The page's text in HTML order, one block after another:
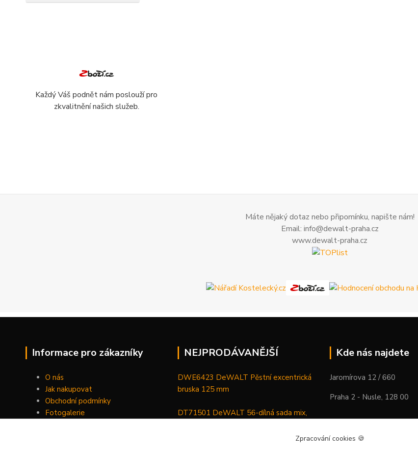
Každý Váš podnět nám poslouží pro
zkvalitnění našich služeb.
Máte nějaký dotaz nebo připomínku, napište nám!
Email: info@dewalt-praha.cz
www.dewalt-praha.cz
Informace pro zákazníky
O nás
Jak nakupovat
Obchodní podmínky
Fotogalerie
NEJPRODÁVANĚJŠÍ
DWE6423 DeWALT Pěstní excentrická
bruska 125 mm
DT71501 DeWALT 56-dílná sada mix,
Kde nás najdete
Jaromírova 12 / 660
Praha 2 - Nusle, 128 00
Zpracování cookies 🍪